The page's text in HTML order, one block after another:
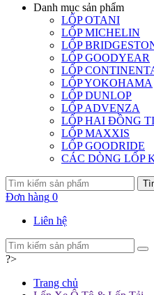
Danh mục sản phẩm
LỐP OTANI
LỐP MICHELIN
LỐP
LỐP GOODYEAR
LỐP
LỐP YOKOHAMA
LỐP DUNLOP
LỐP ADVENZA
LỐP HAI ĐỒNG
LỐP MAXXIS
LỐP GOODRIDE
CÁC DÒNG LỐP
Đơn hàng 0
Liên hệ
?>
Trang chủ